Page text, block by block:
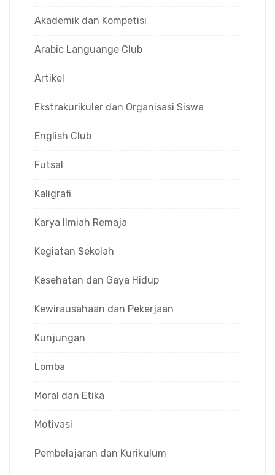
Akademik dan Kompetisi
Arabic Languange Club
Artikel
Ekstrakurikuler dan Organisasi Siswa
English Club
Futsal
Kaligrafi
Karya Ilmiah Remaja
Kegiatan Sekolah
Kesehatan dan Gaya Hidup
Kewirausahaan dan Pekerjaan
Kunjungan
Lomba
Moral dan Etika
Motivasi
Pembelajaran dan Kurikulum